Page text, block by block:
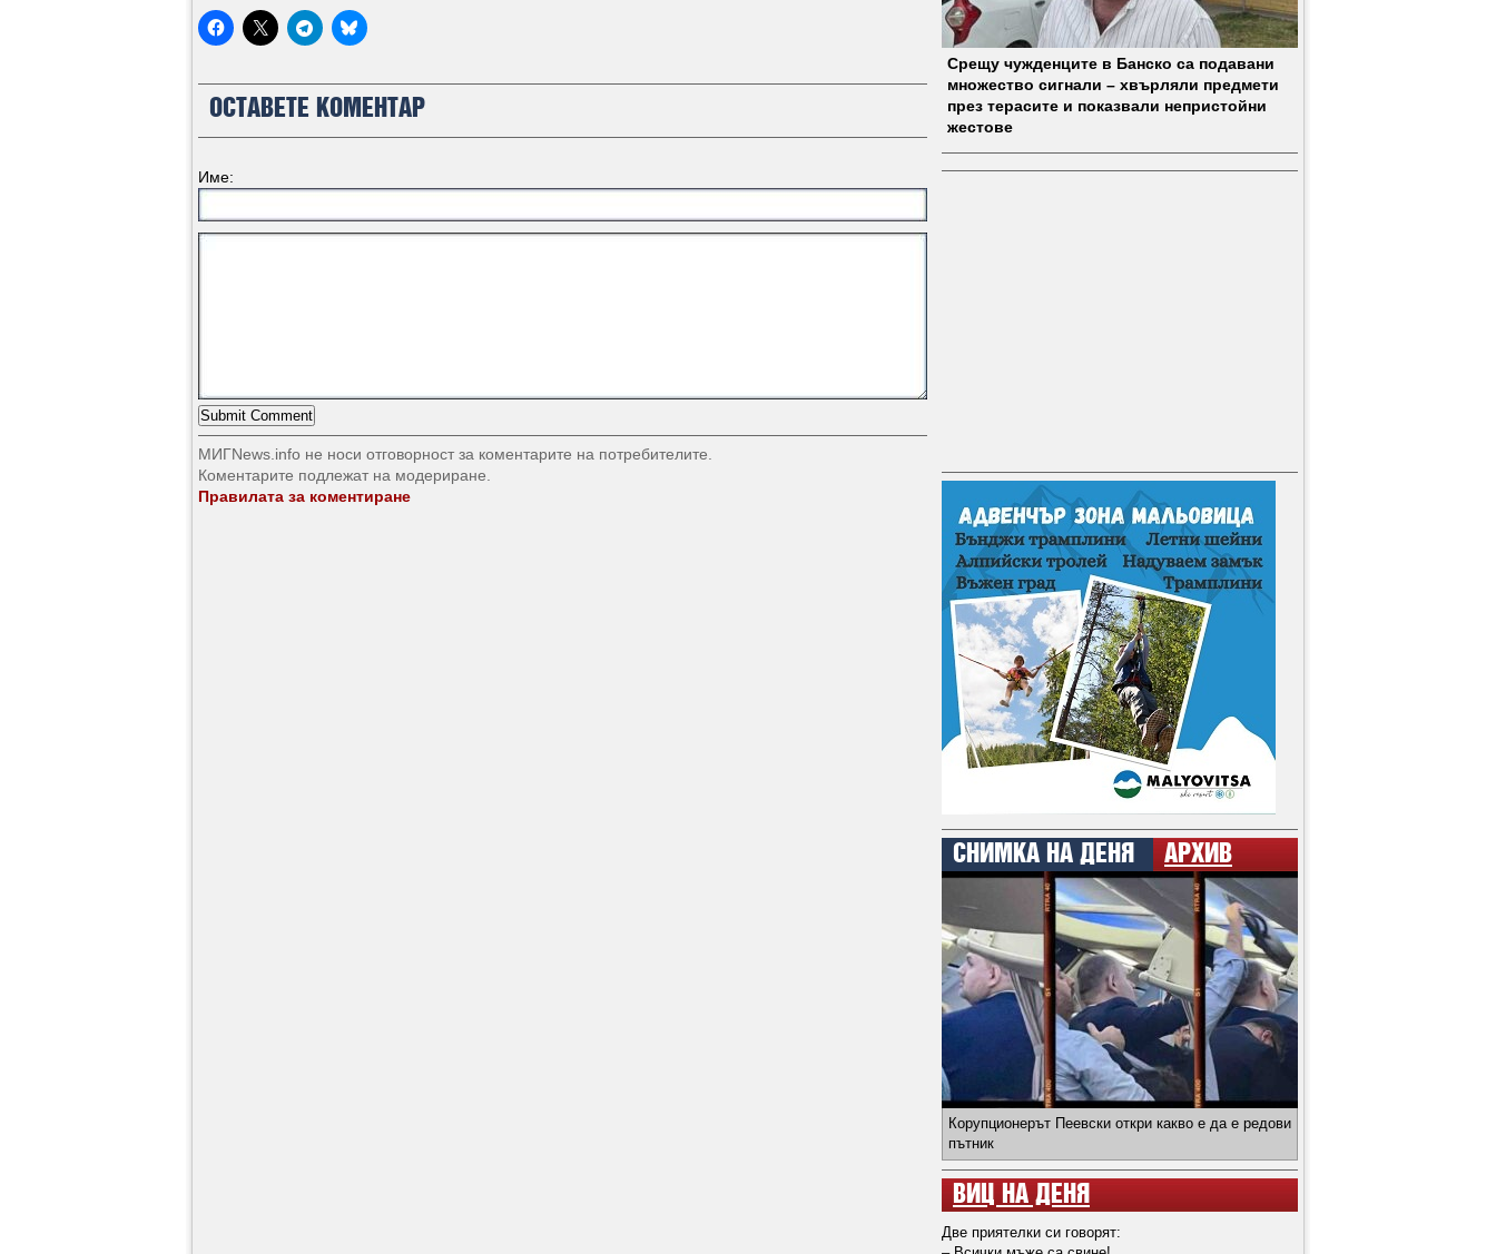
ОСТАВЕТЕ КОМЕНТАР
Име:
МИГNews.info не носи отговорност за коментарите на потребителите.
Коментарите подлежат на модериране.
Правилата за коментиране
Срещу чужденците в Банско са подавани
множество сигнали – хвърляли предмети
през терасите и показвали непристойни
жестове
СНИМКА НА ДЕНЯ АРХИВ
Корупционерът Пеевски откри какво е да е редови
пътник
ВИЦ НА ДЕНЯ
Две приятелки си говорят: